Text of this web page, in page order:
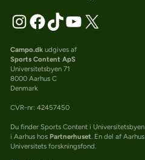
Campo.dkudgives af
Sports Content ApS
Universitetsbyen 71
8000 Aarhus C
Denmark
CVR-nr: 42457450
Du finder Sports Content i Universitetsbyen
i Aarhus hos Partnerhuset. En del af Aarhus
Universitets forskningsfond.